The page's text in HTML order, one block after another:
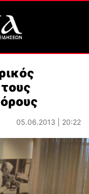
05.06.2013 | 20:22